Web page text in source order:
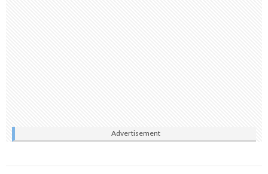
Advertisement